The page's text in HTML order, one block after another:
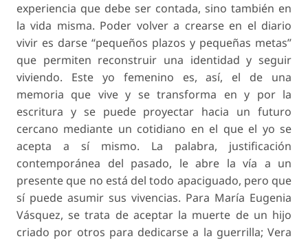
experiencia que debe ser contada, sino también en
la vida misma. Poder volver a crearse en el diario
vivir es darse “pequeños plazos y pequeñas metas”
que permiten reconstruir una identidad y seguir
viviendo. Este yo femenino es, así, el de una
memoria que vive y se transforma en y por la
escritura y se puede proyectar hacia un futuro
cercano mediante un cotidiano en el que el yo se
acepta a sí mismo. La palabra, justificación
contemporánea del pasado, le abre la vía a un
presente que no está del todo apaciguado, pero que
sí puede asumir sus vivencias. Para María Eugenia
Vásquez, se trata de aceptar la muerte de un hijo
criado por otros para dedicarse a la guerrilla; Vera